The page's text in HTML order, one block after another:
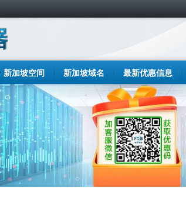
新加坡空间 新加坡域名 最新优惠信息